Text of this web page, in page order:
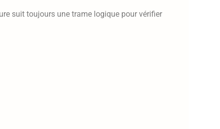
suit toujours une trame logique pour vérifier